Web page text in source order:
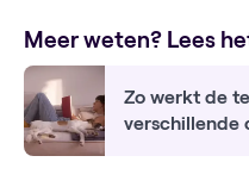
Meer weten? Lees
Zo werkt de
verschillende